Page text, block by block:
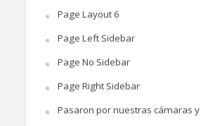
Page Layout 6
Page Left Sidebar
Page No Sidebar
Page Right Sidebar
Pasaron por nuestras cámaras